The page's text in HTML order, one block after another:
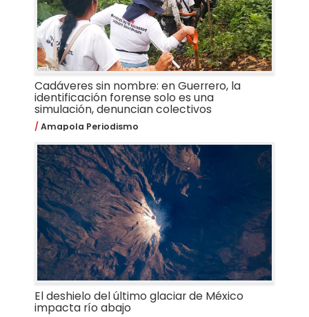
Cadáveres sin nombre: en Guerrero, la
identificación forense solo es una
simulación, denuncian colectivos
Amapola Periodismo
El deshielo del último glaciar de México
impacta río abajo